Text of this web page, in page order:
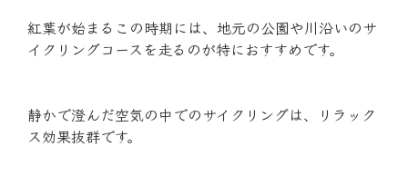
紅葉が始まるこの時期には、地元の公園や川沿いのサ
イクリングコースを走るのが特におすすめです。
静かで澄んだ空気の中でのサイクリングは、リラック
ス効果抜群です。